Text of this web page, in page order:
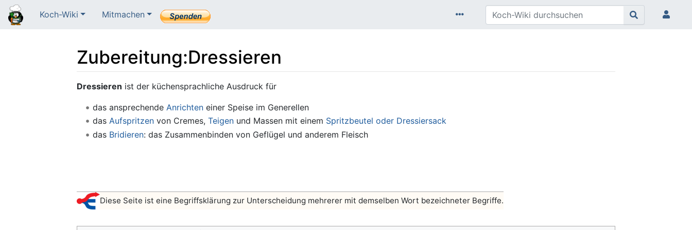
Koch-Wiki Mitmachen
Zubereitung:Dressieren
Wechseln zu:Navigation,Suche
Dressieren ist der küchensprachliche Ausdruck für
das ansprechende Anrichteneiner Speise im Generellen
das Aufspritzenvon Cremes, Teigenund Massen mit einem Spritzbeutel oder Dressiersack
das Bridieren: das Zusammenbinden von Geflügel und anderem Fleisch
Diese Seite ist eine Begriffsklärung zur Unterscheidung mehrerer mit demselben Wort bezeichneter Begriffe.